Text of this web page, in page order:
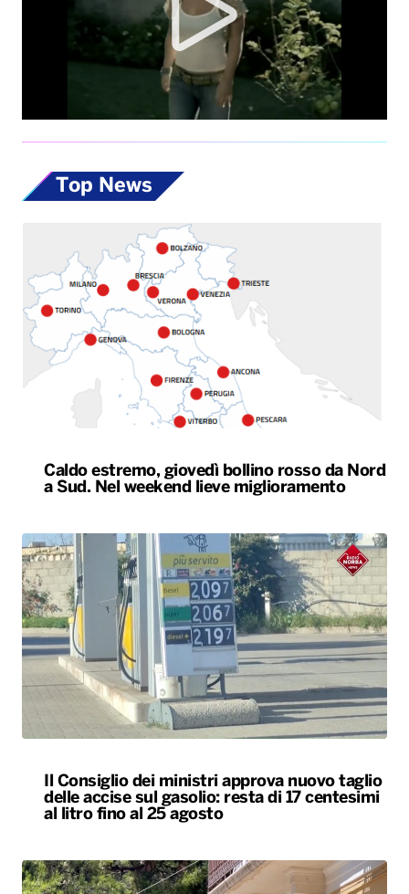
Top News
Caldo estremo, giovedì bollino rosso da Nord
a Sud. Nel weekend lieve miglioramento
Il Consiglio dei ministri approva nuovo taglio
delle accise sul gasolio: resta di 17 centesimi
al litro fino al 25 agosto